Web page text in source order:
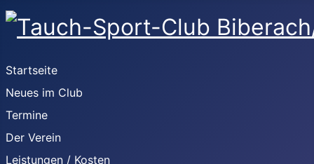
Startseite
Neues im Club
Termine
Der Verein
Leistungen / Kosten